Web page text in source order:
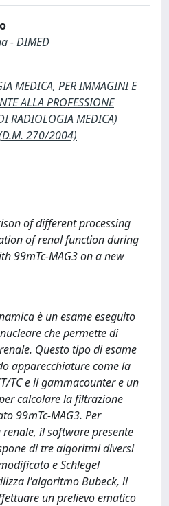
- DIMED
MEDICA, PER IMMAGINI E
ALLA PROFESSIONE
RADIOLOGIA MEDICA)
270/2004)
of different processing
of renal function during
99mTc-MAG3 on a new
è un esame eseguito
che permette di
Questo tipo di esame
apparecchiature come la
TC e il gammacounter e un
calcolare la filtrazione
99mTc-MAG3. Per
il software presente
di tre algoritmi diversi
e Schlegel
l'algoritmo Bubeck, il
un prelievo ematico